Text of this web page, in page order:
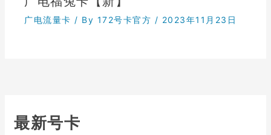
广电流量卡 / By 172号卡官方 / 2023年11月23日
最新号卡